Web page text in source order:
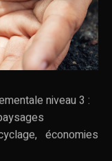
niveau 3 :
économies